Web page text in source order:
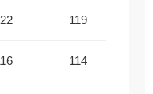
119
114